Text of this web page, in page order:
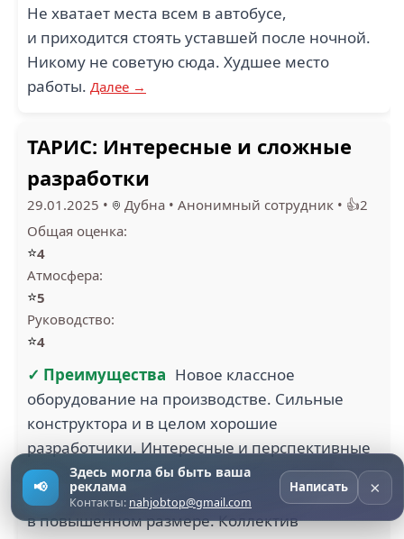
Не хватает места всем в автобусе,
и приходится стоять уставшей после ночной.
Никому не советую сюда. Худшее место
работы. Далее →
ТАРИС: Интересные и сложные
разработки
29.01.2025 • Дубна • Анонимный сотрудник • 👍2
Общая оценка:
⭐4
Атмосфера:
⭐5
Руководство:
⭐4
✓ Преимущества Новое классное
оборудование на производстве. Сильные
конструктора и в целом хорошие
разработчики. Интересные и перспективные
разработки. Сверхурочная работа бывает,
но очень редко, всегда оплачивается
в повышенном размере. Коллектив
📢
Здесь могла бы быть ваша
реклама
Контакты: nahjobtop@gmail.com
Написать ×